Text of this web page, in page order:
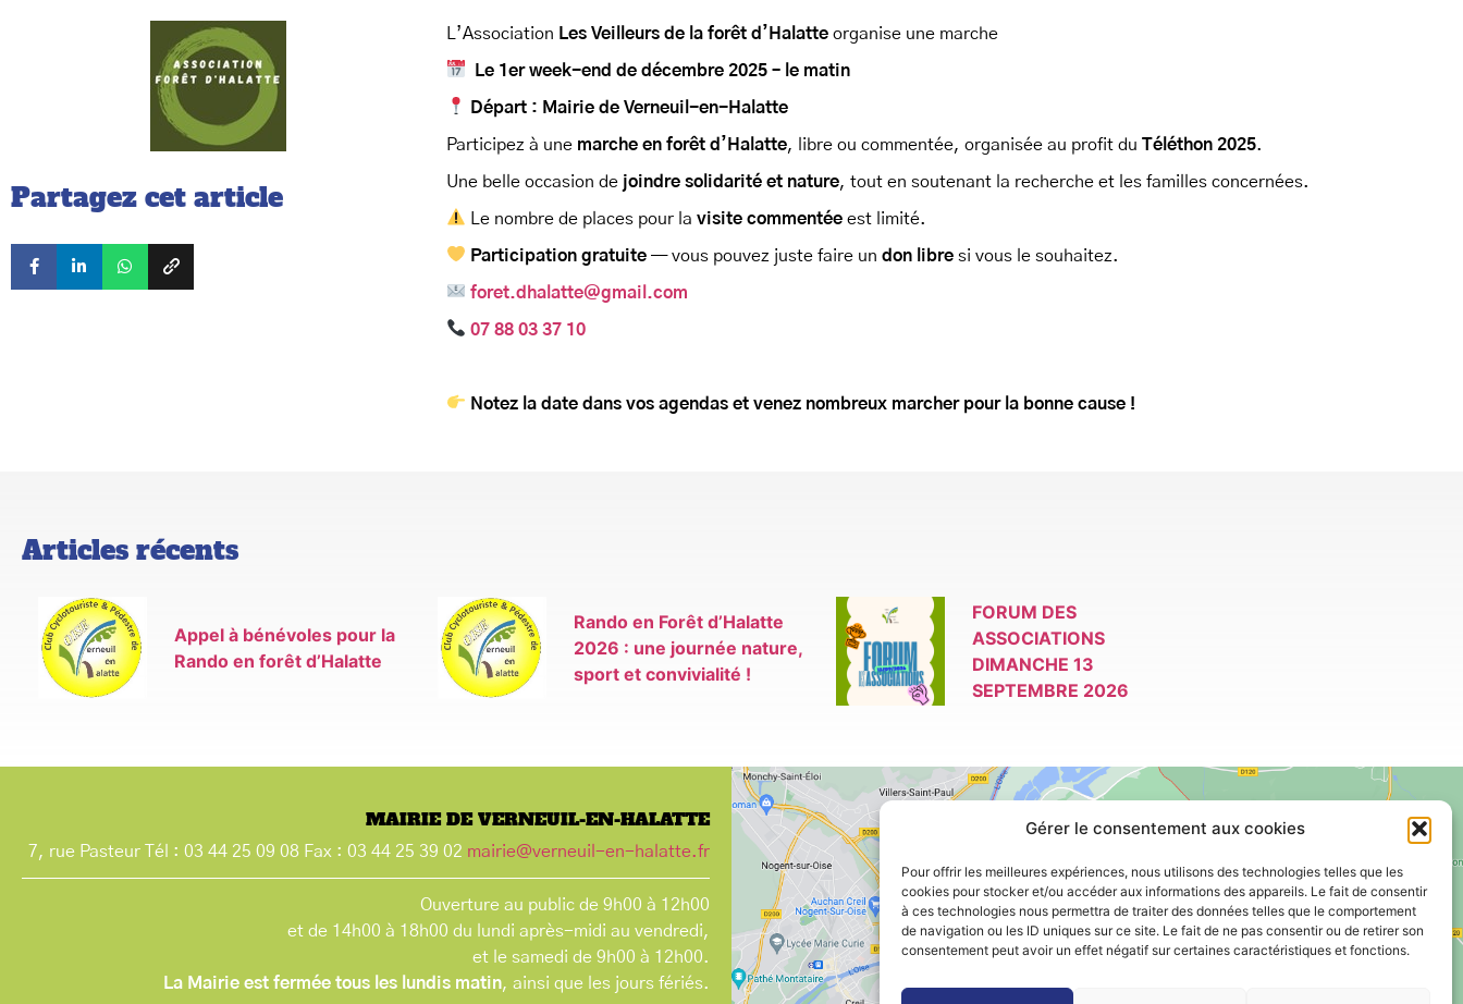
Gérer le consentement aux cookies
Pour offrir les meilleures expériences, nous utilisons des technologies telles que les
cookies pour stocker et/ou accéder aux informations des appareils. Le fait de consentir
à ces technologies nous permettra de traiter des données telles que le comportement
de navigation ou les ID uniques sur ce site. Le fait de ne pas consentir ou de retirer son
consentement peut avoir un effet négatif sur certaines caractéristiques et fonctions.
Partagez cet article
L’Association Les Veilleurs de la forêt d’Halatte organise une marche
Le 1er week-end de décembre 2025 – le matin
Départ : Mairie de Verneuil-en-Halatte
Participez à une marche en forêt d’Halatte, libre ou commentée, organisée au profit du Téléthon 2025.
Une belle occasion de joindre solidarité et nature, tout en soutenant la recherche et les familles concernées.
Le nombre de places pour lavisite commentée est limité.
Participation gratuite — vous pouvez juste faire undon libre si vous le souhaitez.
foret.dhalatte@gmail.com
07 88 03 37 10
Notez la date dans vos agendas et venez nombreux marcher pour la bonne cause !
Articles récents
Appel à bénévoles pour la
Rando en forêt d’Halatte
Rando en Forêt d’Halatte
2026 : une journée nature,
sport et convivialité !
FORUM DES
ASSOCIATIONS
DIMANCHE 13
SEPTEMBRE 2026
MAIRIE DE VERNEUIL-EN-HALATTE
7, rue Pasteur Tél : 03 44 25 09 08 Fax : 03 44 25 39 02 mairie@verneuil-en-halatte.fr
Ouverture au public de 9h00 à 12h00
et de 14h00 à 18h00 du lundi après-midi au vendredi,
et le samedi de 9h00 à 12h00.
La Mairie est fermée tous les lundis matin, ainsi que les jours fériés.
Voir le plan de ville